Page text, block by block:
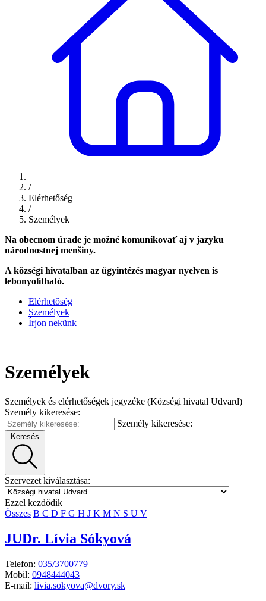
/
Elérhetőség
/
Személyek
Na obecnom úrade je možné komunikovať aj v jazyku
národnostnej menšiny.
A községi hivatalban az ügyintézés magyar nyelven is
lebonyolítható.
Elérhetőség
Személyek
Írjon nekünk
Személyek
Személyek és elérhetőségek jegyzéke (Községi hivatal Udvard)
Személy kikeresése:
Személy kikeresése:
Keresés
Szervezet kiválasztása:
Ezzel kezdődik
Összes B C D F G H J K M N S U V
JUDr. Lívia Sókyová
Telefon: 035/3700779
Mobil: 0948444043
E-mail: livia.sokyova@dvory.sk